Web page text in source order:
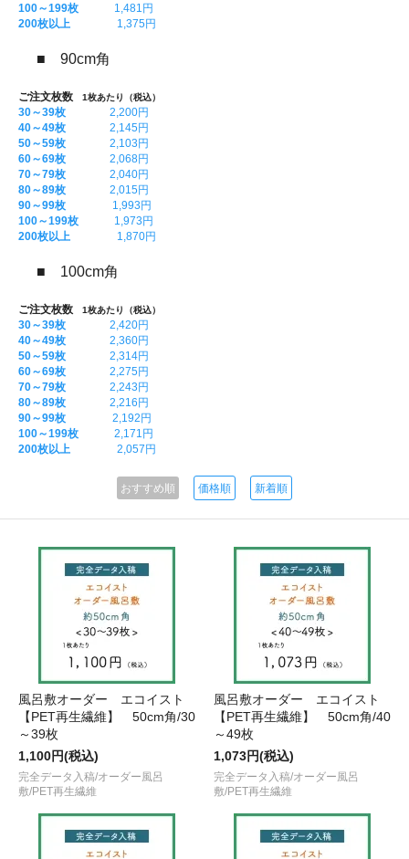
100～199枚 1,481円
200枚以上 1,375円
■ 90cm角
ご注文枚数 1枚あたり（税込）
30～39枚 2,200円
40～49枚 2,145円
50～59枚 2,103円
60～69枚 2,068円
70～79枚 2,040円
80～89枚 2,015円
90～99枚 1,993円
100～199枚 1,973円
200枚以上 1,870円
■ 100cm角
ご注文枚数 1枚あたり（税込）
30～39枚 2,420円
40～49枚 2,360円
50～59枚 2,314円
60～69枚 2,275円
70～79枚 2,243円
80～89枚 2,216円
90～99枚 2,192円
100～199枚 2,171円
200枚以上 2,057円
おすすめ順 価格順 新着順
風呂敷オーダー エコイスト
【PET再生繊維】 50cm角/30
～39枚
1,100円(税込)
完全データ入稿/オーダー風呂
敷/PET再生繊維
風呂敷オーダー エコイスト
【PET再生繊維】 50cm角/40
～49枚
1,073円(税込)
完全データ入稿/オーダー風呂
敷/PET再生繊維